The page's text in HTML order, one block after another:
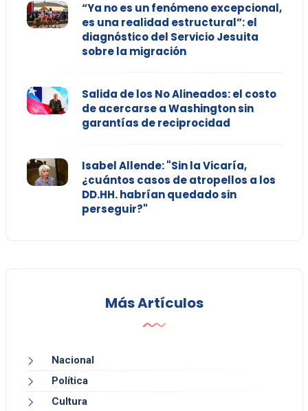
“Ya no es un fenómeno excepcional,
es una realidad estructural”: el
diagnóstico del Servicio Jesuita
sobre la migración
Salida de los No Alineados: el costo
de acercarse a Washington sin
garantías de reciprocidad
Isabel Allende: "Sin la Vicaría,
¿cuántos casos de atropellos a los
DD.HH. habrían quedado sin
perseguir?"
Más Artículos
Nacional
Política
Cultura